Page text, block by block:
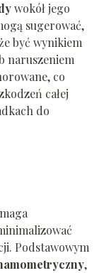
wokół jego
sugerować,
być wynikiem
naruszeniem
co
całej
do
Podstawowym
,